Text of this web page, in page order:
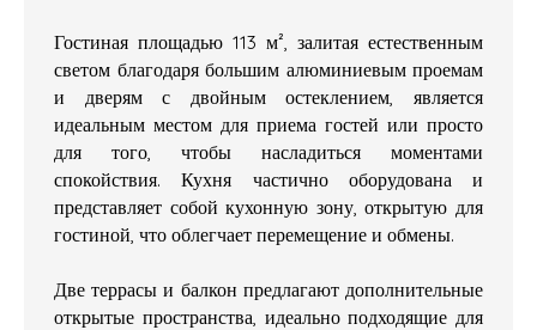
Гостиная площадью 113 м², залитая естественным
светом благодаря большим алюминиевым проемам
и дверям с двойным остеклением, является
идеальным местом для приема гостей или просто
для того, чтобы насладиться моментами
спокойствия. Кухня частично оборудована и
представляет собой кухонную зону, открытую для
гостиной, что облегчает перемещение и обмены.
Две террасы и балкон предлагают дополнительные
открытые пространства, идеально подходящие для